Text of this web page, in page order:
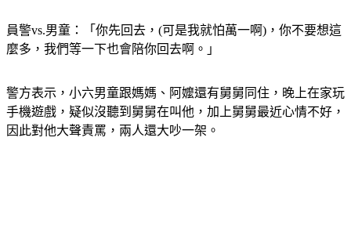
員警vs.男童：「你先回去，(可是我就怕萬一啊)，你不要想這
麼多，我們等一下也會陪你回去啊。」
警方表示，小六男童跟媽媽、阿嬤還有舅舅同住，晚上在家玩
手機遊戲，疑似沒聽到舅舅在叫他，加上舅舅最近心情不好，
因此對他大聲責罵，兩人還大吵一架。